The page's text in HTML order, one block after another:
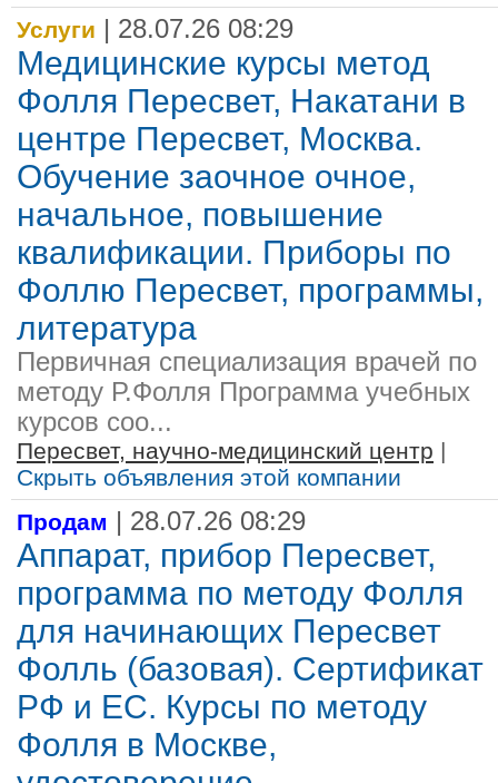
Услуги
| 28.07.26 08:29
Медицинские курсы метод
Фолля Пересвет, Накатани в
центре Пересвет, Москва.
Обучение заочное очное,
начальное, повышение
квалификации. Приборы по
Фоллю Пересвет, программы,
литература
Первичная специализация врачей по
методу Р.Фолля Программа учебных
курсов соо...
Пересвет, научно-медицинский центр |
Скрыть объявления этой компании
Продам
| 28.07.26 08:29
Аппарат, прибор Пересвет,
программа по методу Фолля
для начинающих Пересвет
Фолль (базовая). Сертификат
РФ и ЕС. Курсы по методу
Фолля в Москве,